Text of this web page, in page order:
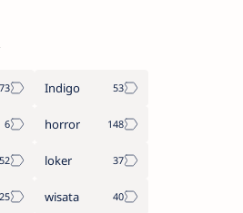
Indigo
horror
loker
wisata